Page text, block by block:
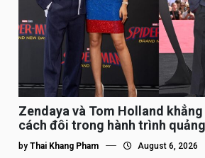
Zendaya và Tom Holland
cách đôi trong hành trình
by Thai Khang Pham August 6, 2026